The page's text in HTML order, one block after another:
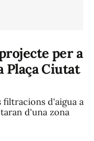
per a
Plaça Ciutat
filtracions d'aigua a
d'una zona